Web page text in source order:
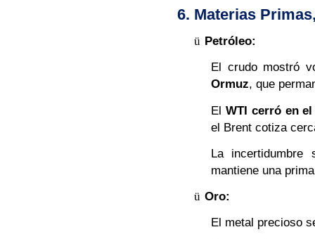
6. Materias
ü Petróleo:
El crudo mostró
Ormuz, que
El WTI cerró en
el Brent cotiza
La
mantiene una
ü Oro:
El metal precioso